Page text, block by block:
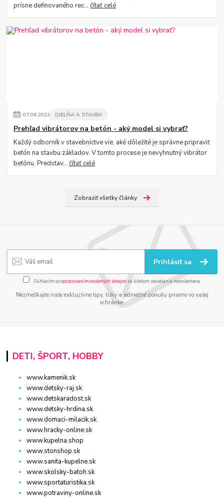
prísne definovaného rec...čítať celé
07.06.2023 DIELŇA A STAVBA
Prehľad vibrátorov na betón - aký model si vybrať?
Každý odborník v stavebníctve vie, aké dôležité je správne pripraviť
betón na stavbu základov. V tomto procese je nevyhnutný vibrátor
betónu. Predstav...čítať celé
Zobraziť všetky články
Prihlásiť sa
Súhlasím sospracovaním osobných údajov za účelom zasielania newslettera.
Nezmeškajte naše exkluzívne tipy, triky a jedinečné ponuky priamo vo vašej
schránke.
DETI, ŠPORT, HOBBY
www.kamenik.sk
www.detsky-raj.sk
www.detskaradost.sk
www.detsky-hrdina.sk
www.domaci-milacik.sk
www.hracky-online.sk
www.kupelna.shop
www.stonshop.sk
www.sanita-kupelne.sk
www.skolsky-batoh.sk
www.sportaturistika.sk
www.potraviny-online.sk